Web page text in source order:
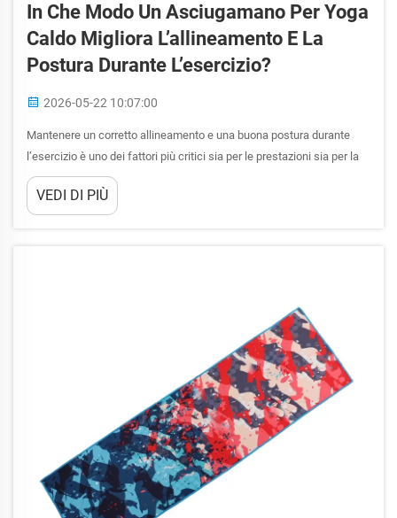
In Che Modo Un Asciugamano Per Yoga
Caldo Migliora L’allineamento E La
Postura Durante L’esercizio?
2026-05-22 10:07:00
Mantenere un corretto allineamento e una buona postura durante
l’esercizio è uno dei fattori più critici sia per le prestazioni sia per la
prevenzione degli infortuni. Che tu pratichi yoga Bikram, vinyasa flow
riscaldato o qualsiasi altra forma di yoga caldo, le condizioni
VEDI DI PIÙ